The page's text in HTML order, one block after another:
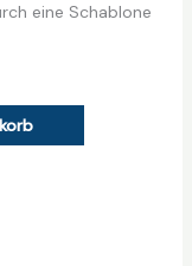
eine Schablone